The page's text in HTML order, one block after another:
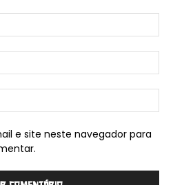
e site neste navegador para